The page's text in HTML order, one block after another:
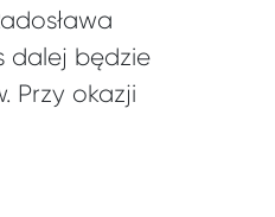
dalej będzie
Przy okazji